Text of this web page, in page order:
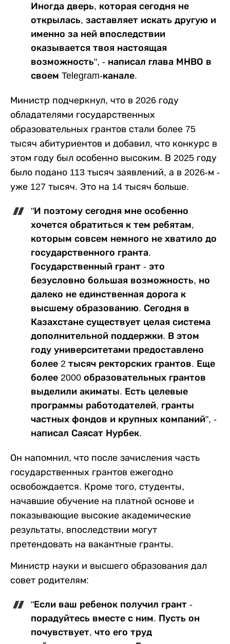
Иногда дверь, которая сегодня не
открылась, заставляет искать другую и
именно за ней впоследствии
оказывается твоя настоящая
возможность", - написал глава МНВО в
своем Telegram-канале.
Министр подчеркнул, что в 2026 году
обладателями государственных
образовательных грантов стали более 75
тысяч абитуриентов и добавил, что конкурс в
этом году был особенно высоким. В 2025 году
было подано 113 тысяч заявлений, а в 2026-м -
уже 127 тысяч. Это на 14 тысяч больше.
"И поэтому сегодня мне особенно
хочется обратиться к тем ребятам,
которым совсем немного не хватило до
государственного гранта.
Государственный грант - это
безусловно большая возможность, но
далеко не единственная дорога к
высшему образованию. Сегодня в
Казахстане существует целая система
дополнительной поддержки. В этом
году университетами предоставлено
более 2 тысяч ректорских грантов. Еще
более 2000 образовательных грантов
выделили акиматы. Есть целевые
программы работодателей, гранты
частных фондов и крупных компаний", -
написал Саясат Нурбек.
Он напомнил, что после зачисления часть
государственных грантов ежегодно
освобождается. Кроме того, студенты,
начавшие обучение на платной основе и
показывающие высокие академические
результаты, впоследствии могут
претендовать на вакантные гранты.
Министр науки и высшего образования дал
совет родителям:
"Если ваш ребенок получил грант -
порадуйтесь вместе с ним. Пусть он
почувствует, что его труд